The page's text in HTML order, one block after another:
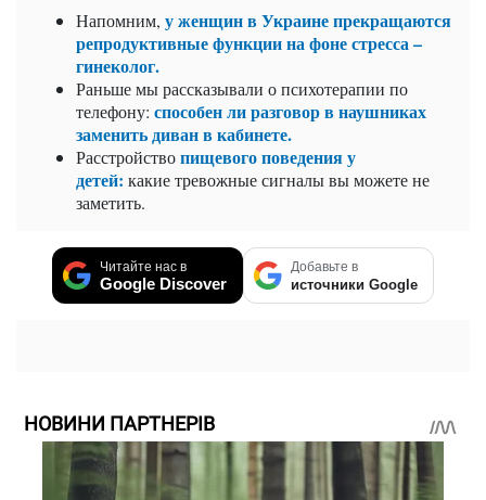
Напомним, у женщин в Украине прекращаются
репродуктивные функции на фоне стресса –
гинеколог.
Раньше мы рассказывали о психотерапии по
телефону: способен ли разговор в наушниках
заменить диван в кабинете.
Расстройствопищевого поведения у
детей: какие тревожные сигналы вы можете не
заметить.
Читайте нас в
Google Discover
Добавьте в
источники Google
НОВИНИ ПАРТНЕРІВ